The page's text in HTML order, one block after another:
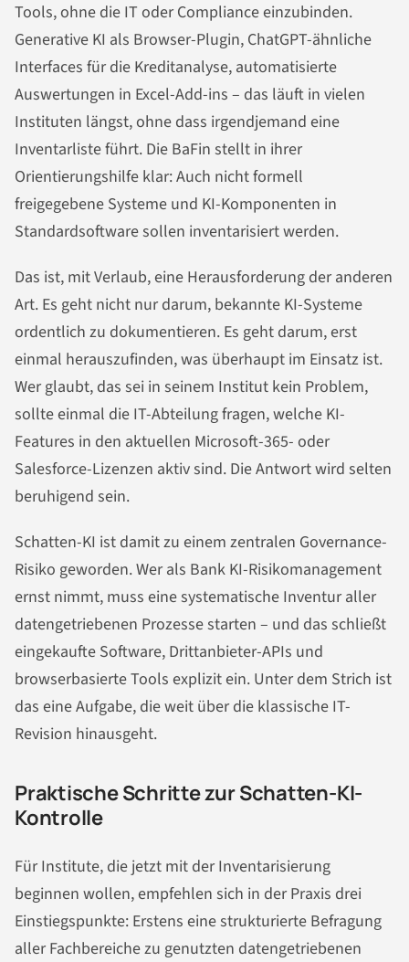
Tools, ohne die IT oder Compliance einzubinden.
Generative KI als Browser-Plugin, ChatGPT-ähnliche
Interfaces für die Kreditanalyse, automatisierte
Auswertungen in Excel-Add-ins – das läuft in vielen
Instituten längst, ohne dass irgendjemand eine
Inventarliste führt. Die BaFin stellt in ihrer
Orientierungshilfe klar: Auch nicht formell
freigegebene Systeme und KI-Komponenten in
Standardsoftware sollen inventarisiert werden.
Das ist, mit Verlaub, eine Herausforderung der anderen
Art. Es geht nicht nur darum, bekannte KI-Systeme
ordentlich zu dokumentieren. Es geht darum, erst
einmal herauszufinden, was überhaupt im Einsatz ist.
Wer glaubt, das sei in seinem Institut kein Problem,
sollte einmal die IT-Abteilung fragen, welche KI-
Features in den aktuellen Microsoft-365- oder
Salesforce-Lizenzen aktiv sind. Die Antwort wird selten
beruhigend sein.
Schatten-KI ist damit zu einem zentralen Governance-
Risiko geworden. Wer als Bank KI-Risikomanagement
ernst nimmt, muss eine systematische Inventur aller
datengetriebenen Prozesse starten – und das schließt
eingekaufte Software, Drittanbieter-APIs und
browserbasierte Tools explizit ein. Unter dem Strich ist
das eine Aufgabe, die weit über die klassische IT-
Revision hinausgeht.
Praktische Schritte zur Schatten-KI-
Kontrolle
Für Institute, die jetzt mit der Inventarisierung
beginnen wollen, empfehlen sich in der Praxis drei
Einstiegspunkte: Erstens eine strukturierte Befragung
aller Fachbereiche zu genutzten datengetriebenen